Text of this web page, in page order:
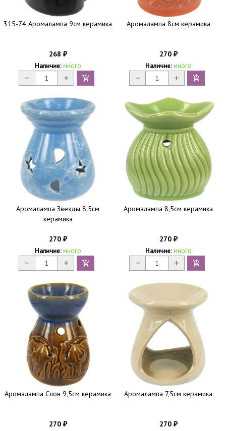
315-74 Аромалампа 9см керамика
268 ₽
Наличие: много
Аромалампа 8см керамика
270 ₽
Наличие: много
Аромалампа Звезды 8,5см
керамика
270 ₽
Наличие: много
Аромалампа 8,5см керамика
270 ₽
Наличие: много
Аромалампа Слон 9,5см керамика
270 ₽
Аромалампа 7,5см керамика
270 ₽